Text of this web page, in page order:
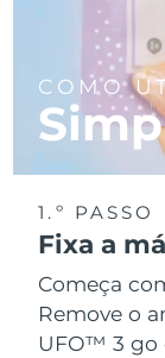
COMO
1.º PASSO
Fixa a
Começa
Remove o
UFO™ 3 go